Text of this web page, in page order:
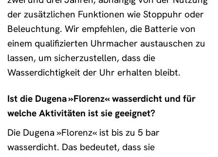
der zusätzlichen Funktionen wie Stoppuhr oder
Beleuchtung. Wir empfehlen, die Batterie von
einem qualifizierten Uhrmacher austauschen zu
lassen, um sicherzustellen, dass die
Wasserdichtigkeit der Uhr erhalten bleibt.
Ist die Dugena »Florenz« wasserdicht und für
welche Aktivitäten ist sie geeignet?
Die Dugena »Florenz« ist bis zu 5 bar
wasserdicht. Das bedeutet, dass sie